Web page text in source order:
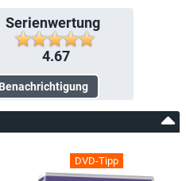
Serienwertung
4.67
DVD-Tipp